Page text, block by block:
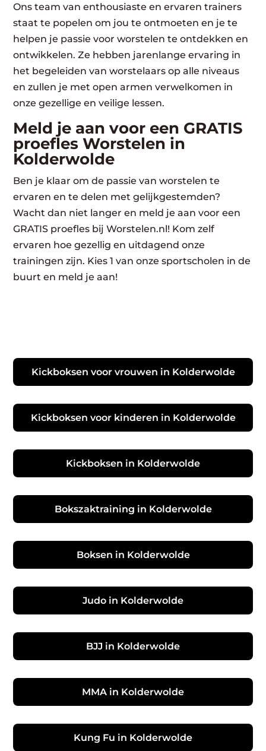
Ons team van enthousiaste en ervaren trainers
staat te popelen om jou te ontmoeten en je te
helpen je passie voor worstelen te ontdekken en
ontwikkelen. Ze hebben jarenlange ervaring in
het begeleiden van worstelaars op alle niveaus
en zullen je met open armen verwelkomen in
onze gezellige en veilige lessen.
Meld je aan voor een GRATIS
proefles Worstelen in
Kolderwolde
Ben je klaar om de passie van worstelen te
ervaren en te delen met gelijkgestemden?
Wacht dan niet langer en meld je aan voor een
GRATIS proefles bij Worstelen.nl! Kom zelf
ervaren hoe gezellig en uitdagend onze
trainingen zijn. Kies 1 van onze sportscholen in de
buurt en meld je aan!
Kickboksen voor vrouwen in Kolderwolde
Kickboksen voor kinderen in Kolderwolde
Kickboksen in Kolderwolde
Bokszaktraining in Kolderwolde
Boksen in Kolderwolde
Judo in Kolderwolde
BJJ in Kolderwolde
MMA in Kolderwolde
Kung Fu in Kolderwolde